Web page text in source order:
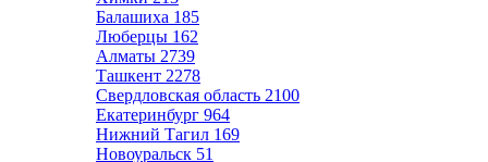
Балашиха 185
Люберцы 162
Алматы 2739
Ташкент 2278
Свердловская область 2100
Екатеринбург 964
Нижний Тагил 169
Новоуральск 51